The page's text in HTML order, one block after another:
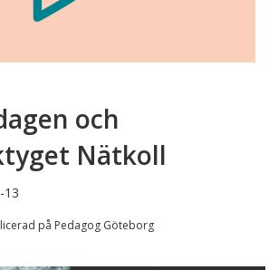
och
Nätkoll
13
på Pedagog Göteborg